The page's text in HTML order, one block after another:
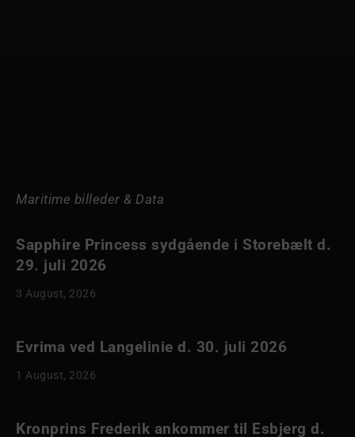
Maritime billeder & Data
Sapphire Princess sydgående i Storebælt d.
29. juli 2026
3 August, 2026
Evrima ved Langelinie d. 30. juli 2026
1 August, 2026
Kronprins Frederik ankommer til Esbjerg d.